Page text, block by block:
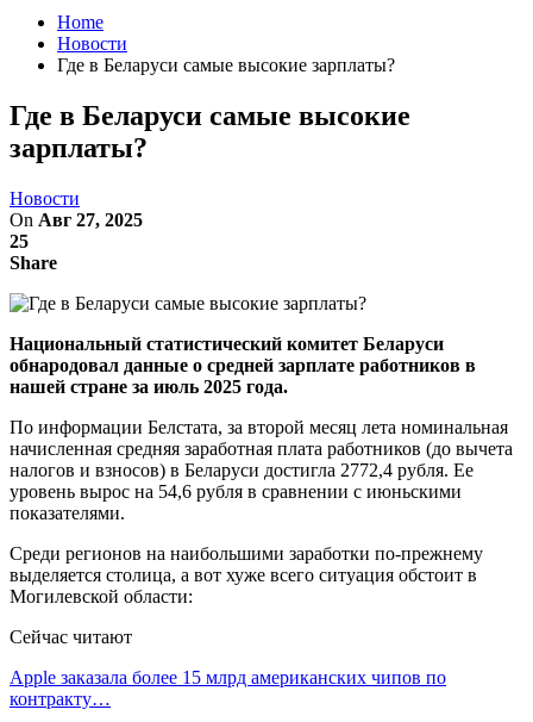
Home
Новости
Где в Беларуси самые высокие зарплаты?
Где в Беларуси самые высокие
зарплаты?
Новости
On Авг 27, 2025
25
Share
Национальный статистический комитет Беларуси
обнародовал данные о средней зарплате работников в
нашей стране за июль 2025 года.
По информации Белстата, за второй месяц лета номинальная
начисленная средняя заработная плата работников (до вычета
налогов и взносов) в Беларуси достигла 2772,4 рубля. Ее
уровень вырос на 54,6 рубля в сравнении с июньскими
показателями.
Среди регионов на наибольшими заработки по-прежнему
выделяется столица, а вот хуже всего ситуация обстоит в
Могилевской области:
Сейчас читают
Apple заказала более 15 млрд американских чипов по
контракту…